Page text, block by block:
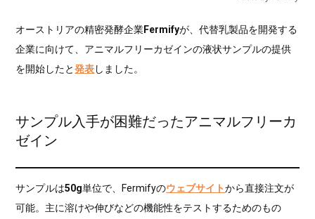
オーストリアの精密発酵企業Fermifyが、代替乳製品を開発する
企業に向けて、アニマルフリーカゼインの液状サンプルの提供
を開始したと発表しました。
サンプル入手が困難だったアニマルフリーカ
ゼイン
サンプルは50g単位で、Fermifyのウェブサイトから直接注文が
可能。主に溶けや伸びなどの機能性をテストするためのもの